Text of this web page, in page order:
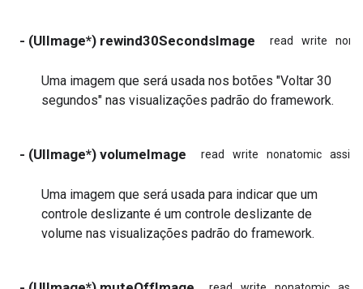
- (UIImage*) rewind30SecondsImage read write
Uma imagem que será usada nos botões "Voltar 30
segundos" nas visualizações padrão do framework.
- (UIImage*) volumeImage read write nonatomic assign
Uma imagem que será usada para indicar que um
controle deslizante é um controle deslizante de
volume nas visualizações padrão do framework.